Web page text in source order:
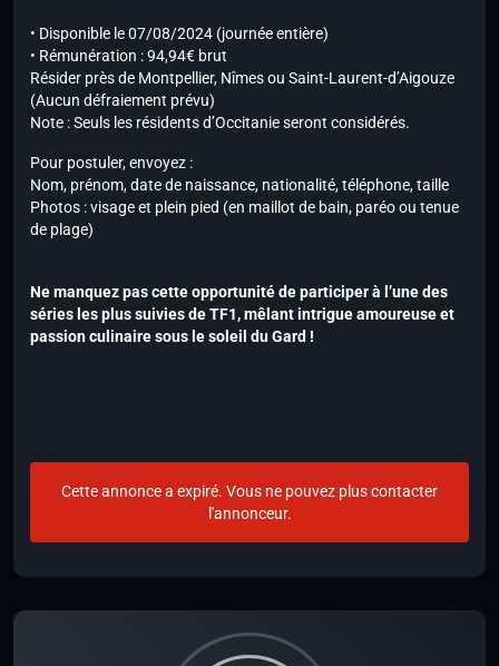
• Disponible le 07/08/2024 (journée entière)
• Rémunération : 94,94€ brut
Résider près de Montpellier, Nîmes ou Saint-Laurent-d’Aigouze
(Aucun défraiement prévu)
Note : Seuls les résidents d’Occitanie seront considérés.
Pour postuler, envoyez :
Nom, prénom, date de naissance, nationalité, téléphone, taille
Photos : visage et plein pied (en maillot de bain, paréo ou tenue
de plage)
Ne manquez pas cette opportunité de participer à l’une des
séries les plus suivies de TF1, mêlant intrigue amoureuse et
passion culinaire sous le soleil du Gard !
Cette annonce a expiré. Vous ne pouvez plus contacter
l'annonceur.